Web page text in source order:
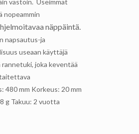
vastoin. Useimmat
nopeammin
näppäintä.
napsautus-ja
useaan käyttäjä
rannetuki, joka keventää
480 mm Korkeus: 20 mm
g Takuu: 2 vuotta